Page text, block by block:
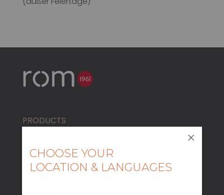
PRODUCTS
SERENO
ADORA
CHOOSE YOUR
LOCATION & LANGUAGES